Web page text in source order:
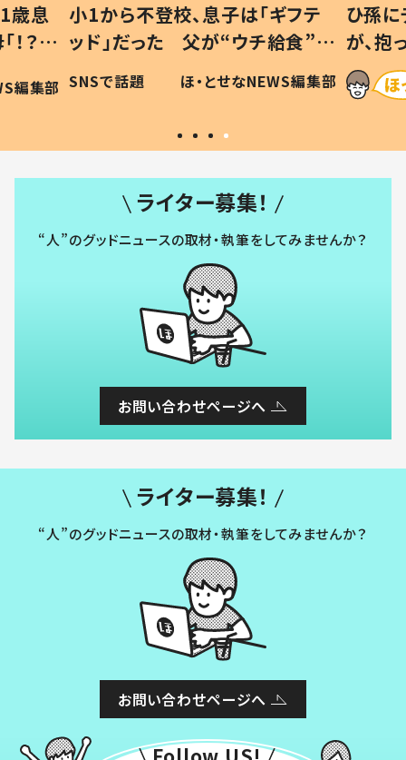
歳息
？」
編集部
小1から不登校、息子は「ギフテ
ッド」だった 父が“ウチ給食”を
作り続ける理由とは #令和の親
#令和の子
SNSで話題 ほ・とせなNEWS編集部
ひ孫
が、
「涙が
い」
ライター募集！
“人”のグッドニュースの取材・執筆をしてみませんか？
お問い合わせページへ
ライター募集！
“人”のグッドニュースの取材・執筆をしてみませんか？
お問い合わせページへ